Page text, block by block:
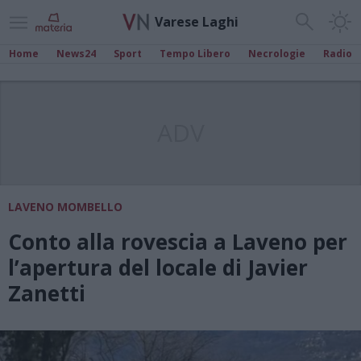
Varese Laghi
Home News24 Sport Tempo Libero Necrologie Radio
LAVENO MOMBELLO
Conto alla rovescia a Laveno per
l’apertura del locale di Javier
Zanetti